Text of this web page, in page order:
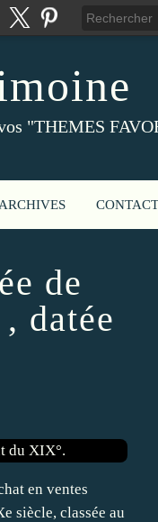
"THEMES
ARCHIVES CONTACT
de
datée
en ventes
siècle, classée au